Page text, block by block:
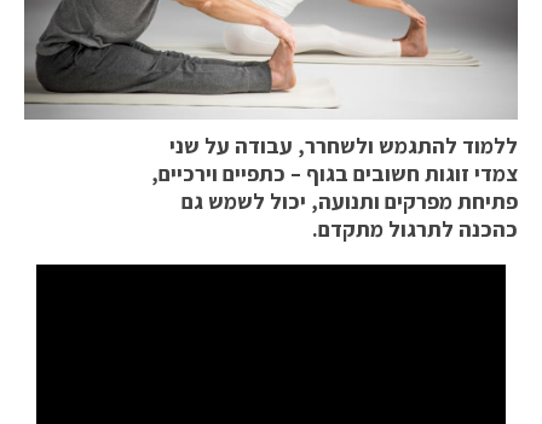
ללמוד להתגמש ולשחרר, עבודה על שני
צמדי זוגות חשובים בגוף – כתפיים וירכיים,
פתיחת מפרקים ותנועה, יכול לשמש גם
כהכנה לתרגול מתקדם.